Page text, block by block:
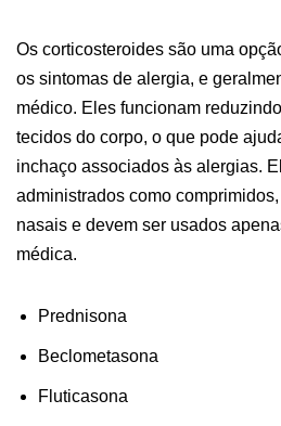
Os corticosteroides são uma
os sintomas de alergia, e
médico. Eles funcionam
tecidos do corpo, o que pode
inchaço associados às alergias.
administrados como
nasais e devem ser usados
médica.
Prednisona
Beclometasona
Fluticasona